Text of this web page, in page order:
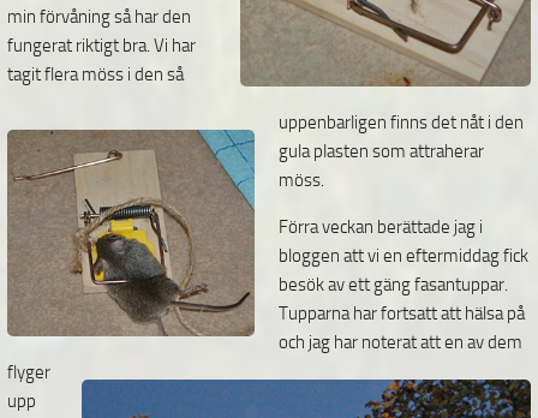
min förvåning så har den
fungerat riktigt bra. Vi har
tagit flera möss i den så
uppenbarligen finns det nåt i den
gula plasten som attraherar
möss.
Förra veckan berättade jag i
bloggen att vi en eftermiddag fick
besök av ett gäng fasantuppar.
Tupparna har fortsatt att hälsa på
och jag har noterat att en av dem
flyger
upp